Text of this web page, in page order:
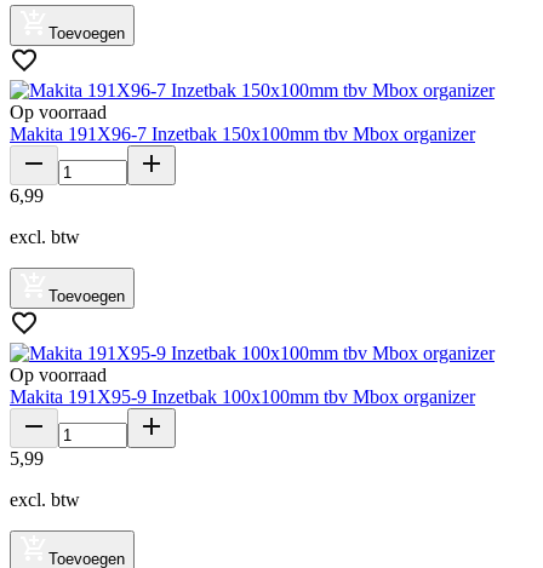
Toevoegen
Op voorraad
Makita 191X96-7 Inzetbak 150x100mm tbv Mbox organizer
6,99
excl. btw
Toevoegen
Op voorraad
Makita 191X95-9 Inzetbak 100x100mm tbv Mbox organizer
5,99
excl. btw
Toevoegen